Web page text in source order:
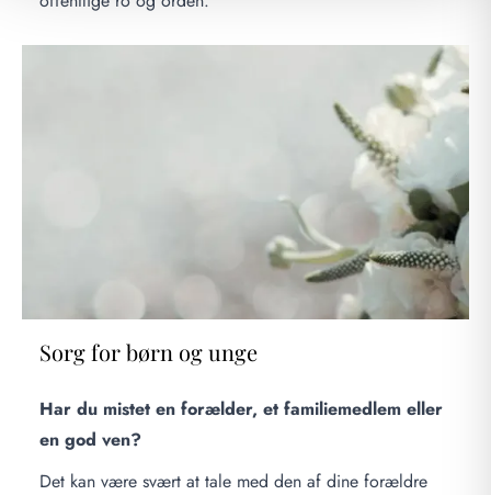
Sorg for børn og unge
Har du mistet en forælder, et familiemedlem eller
en god ven?
Det kan være svært at tale med den af dine forældre